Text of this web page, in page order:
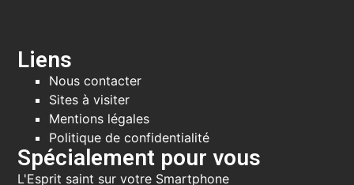
Liens
Nous contacter
Sites à visiter
Mentions légales
Politique de confidentialité
Spécialement pour vous
L'Esprit saint sur votre Smartphone